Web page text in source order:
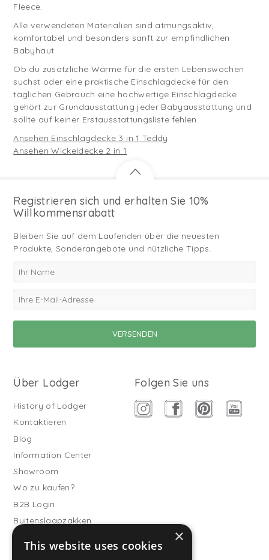
Fleece.
Alle verwendeten Materialien sind atmungsaktiv,
komfortabel und besonders sanft zur empfindlichen
Babyhaut.
Ob du zusätzliche Wärme für die ersten Lebenswochen
suchst oder eine praktische Einschlagdecke für den
täglichen Gebrauch eine hochwertige Einschlagdecke
gehört zur Grundausstattung jeder Babyausstattung und
sollte auf keiner Erstausstattungsliste fehlen.
Ansehen Einschlagdecke 3 in 1 Teddy
Ansehen Wickeldecke 2 in 1
Registrieren sich und erhalten Sie 10%
Willkommensrabatt
Bleiben Sie auf dem Laufenden über die neuesten
Produkte, Sonderangebote und nützliche Tipps.
Über Lodger
History of Lodger
Kontaktieren
Blog
Information Center
Showroom
Wo zu kaufen?
B2B Login
Buitenslaapzakken
Folgen Sie uns
×
This website uses cookies